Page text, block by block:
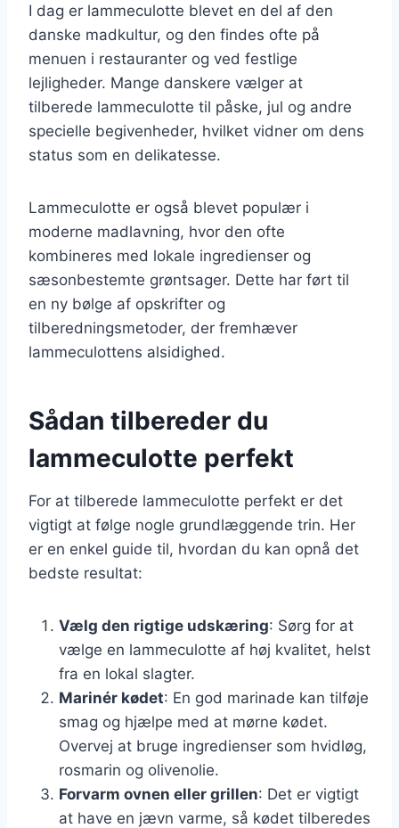
I dag er lammeculotte blevet en del af den
danske madkultur, og den findes ofte på
menuen i restauranter og ved festlige
lejligheder. Mange danskere vælger at
tilberede lammeculotte til påske, jul og andre
specielle begivenheder, hvilket vidner om dens
status som en delikatesse.
Lammeculotte er også blevet populær i
moderne madlavning, hvor den ofte
kombineres med lokale ingredienser og
sæsonbestemte grøntsager. Dette har ført til
en ny bølge af opskrifter og
tilberedningsmetoder, der fremhæver
lammeculottens alsidighed.
Sådan tilbereder du
lammeculotte perfekt
For at tilberede lammeculotte perfekt er det
vigtigt at følge nogle grundlæggende trin. Her
er en enkel guide til, hvordan du kan opnå det
bedste resultat:
Vælg den rigtige udskæring: Sørg for at
vælge en lammeculotte af høj kvalitet, helst
fra en lokal slagter.
Marinér kødet: En god marinade kan tilføje
smag og hjælpe med at mørne kødet.
Overvej at bruge ingredienser som hvidløg,
rosmarin og olivenolie.
Forvarm ovnen eller grillen: Det er vigtigt
at have en jævn varme, så kødet tilberedes